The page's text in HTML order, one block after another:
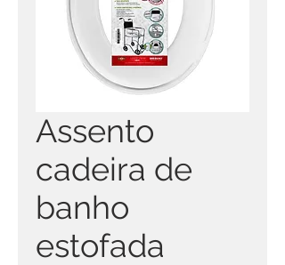
Assento
cadeira de
banho
estofada